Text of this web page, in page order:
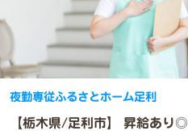
【栃木県/足利市】 昇給あり◎
夜勤専従ふるさとホーム足利